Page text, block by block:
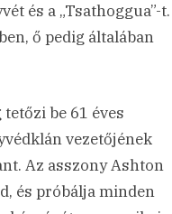
és a „Tsathoggua”-t.
ő pedig általában
be 61 éves
vezetőjének
Az asszony Ashton
és próbálja minden